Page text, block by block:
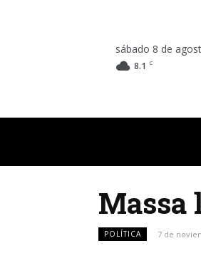
sábado 8 de
8.1 C
Massa
POLÍTICA 7 de